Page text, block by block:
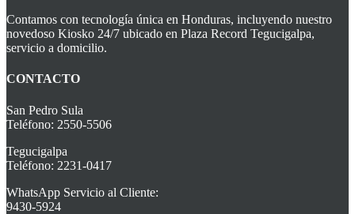
Contamos con tecnología única en Honduras, incluyendo nuestro
novedoso Kiosko 24/7 ubicado en Plaza Record Tegucigalpa,
servicio a domicilio.
CONTACTO
San Pedro Sula
Teléfono: 2550-5506
Tegucigalpa
Teléfono: 2231-0417
WhatsApp Servicio al Cliente:
9430-5924